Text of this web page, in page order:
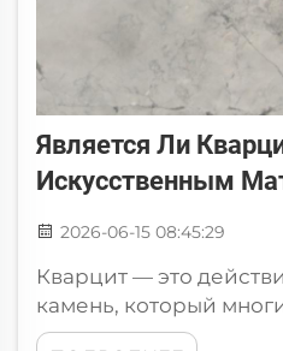
Является Ли
Искусственным
2026-06-15 08:45:29
Кварцит — это
камень, который
использовать для